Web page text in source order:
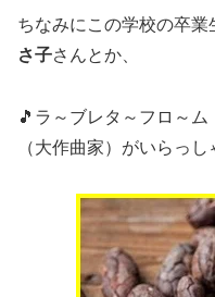
ちなみにこの学校の卒
さ子さんとか、
🎵ラ～ブレタ～フロ～
（大作曲家）がいらっし